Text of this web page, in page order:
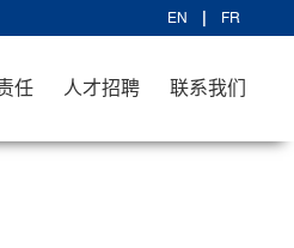
EN FR
任 人才招聘 联系我们